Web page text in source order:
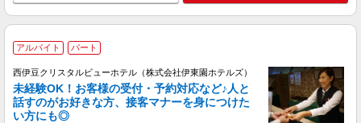
アルバイト パート
西伊豆クリスタルビューホテル（株式会社伊東園ホテルズ）
未経験OK！お客様の受付・予約対応など♪人と
話すのがお好きな方、接客マナーを身につけた
い方にも◎